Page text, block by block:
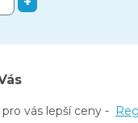
vás lepší ceny -